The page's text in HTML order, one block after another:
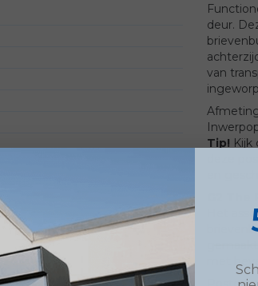
deur.
van
Tip! Kijk
G2
Het
met